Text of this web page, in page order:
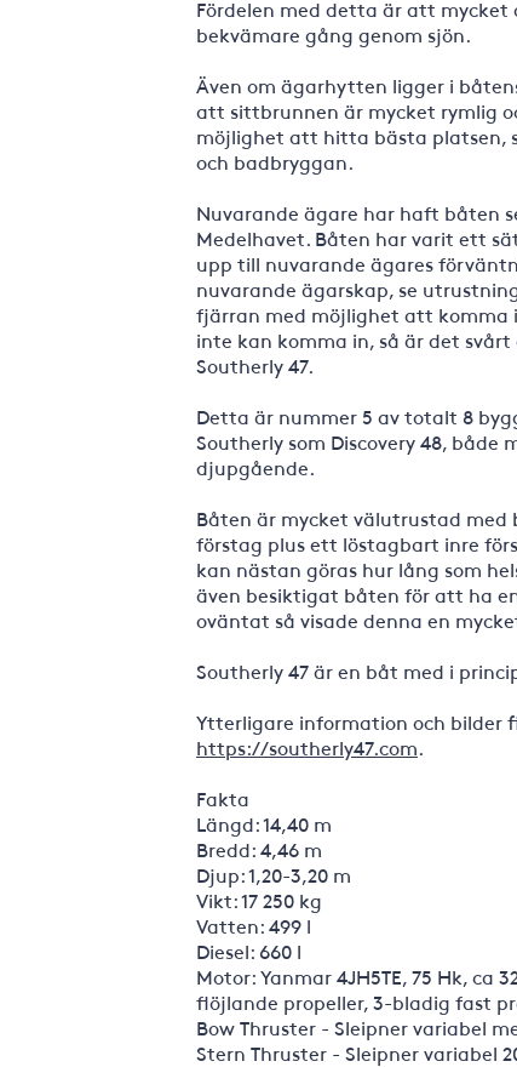
Fördelen med detta är att
bekvämare gång genom sjön.
Även om ägarhytten ligger i
att sittbrunnen är mycket rymlig
möjlighet att hitta bästa platsen,
och badbryggan.
Nuvarande ägare har haft båten
Medelhavet. Båten har varit ett
upp till nuvarande ägares
nuvarande ägarskap, se
fjärran med möjlighet att komma
inte kan komma in, så är det
Southerly 47.
Detta är nummer 5 av totalt 8
Southerly som Discovery 48,
djupgående.
Båten är mycket välutrustad med
förstag plus ett löstagbart inre
kan nästan göras hur lång som
även besiktigat båten för att ha
oväntat så visade denna en
Southerly 47 är en båt med i
Ytterligare information och bilder
https://southerly47.com.
Fakta
Längd: 14,40 m
Bredd: 4,46 m
Djup: 1,20-3,20 m
Vikt: 17 250 kg
Vatten: 499 l
Diesel: 660 l
Motor: Yanmar 4JH5TE, 75 Hk, ca
flöjlande propeller, 3-bladig fast
Bow Thruster - Sleipner variabel
Stern Thruster - Sleipner variabel